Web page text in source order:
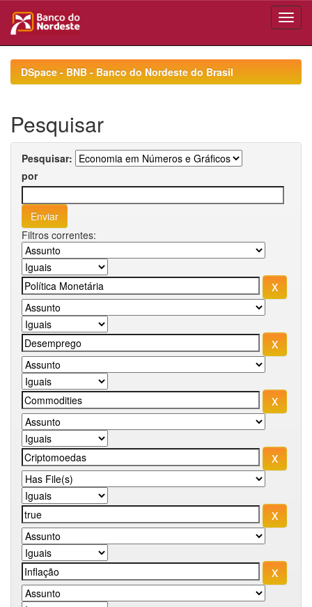
navigationDSpace - BNB - Banco do Nordeste do Brasil
Pesquisar
Pesquisar:
por
Filtros correntes: